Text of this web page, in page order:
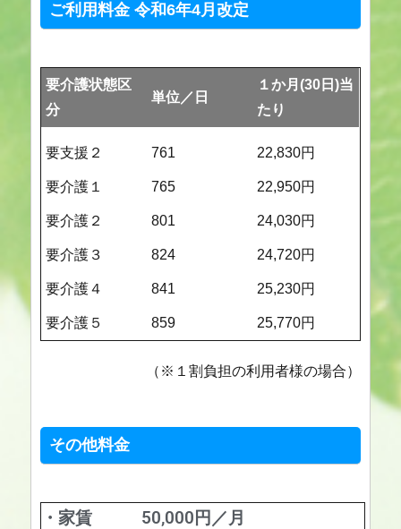
ご利用料金 令和6年4月改定
要介護状態区
分
単位／日
１か月(30日)当
たり
要支援２ 761 22,830円
要介護１ 765 22,950円
要介護２ 801 24,030円
要介護３ 824 24,720円
要介護４ 841 25,230円
要介護５ 859 25,770円
（※１割負担の利用者様の場合）
その他料金
・家賃 50,000円／月